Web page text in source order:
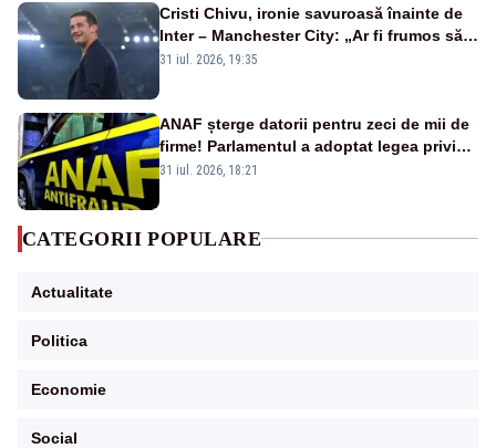
Cristi Chivu, ironie savuroasă înainte de
Inter – Manchester City: „Ar fi frumos să
mai cumpărați și de la noi”
31 iul. 2026, 19:35
ANAF șterge datorii pentru zeci de mii de
firme! Parlamentul a adoptat legea privind
amnistia fiscală
31 iul. 2026, 18:21
CATEGORII POPULARE
Actualitate
Politica
Economie
Social